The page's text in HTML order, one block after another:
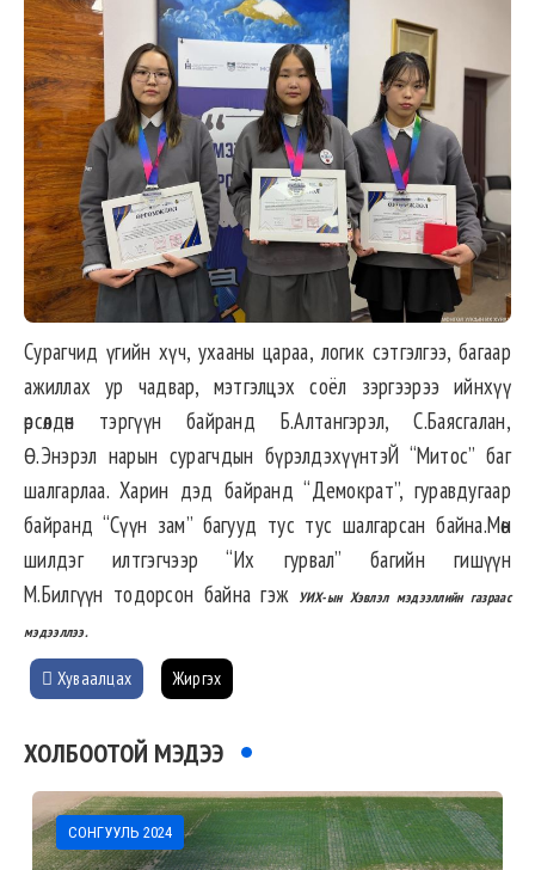
Сурагчид үгийн хүч, ухааны цараа, логик сэтгэлгээ, багаар
ажиллах ур чадвар, мэтгэлцэх соёл зэргээрээ ийнхүү
өрсөлдөн тэргүүн байранд Б.Алтангэрэл, С.Баясгалан,
Ө.Энэрэл нарын сурагчдын бүрэлдэхүүнтэЙ “Митос” баг
шалгарлаа. Харин дэд байранд “Демократ”, гуравдугаар
байранд “Сүүн зам” багууд тус тус шалгарсан байна.Мөн
шилдэг илтгэгчээр “Их гурвал” багийн гишүүн
М.Билгүүн тодорсон байна гэж
УИХ-ын Хэвлэл мэдээллийн газраас
мэдээллээ.
Хуваалцах Жиргэх
ХОЛБООТОЙ МЭДЭЭ
СОНГУУЛЬ 2024